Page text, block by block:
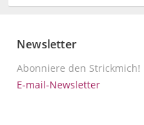
Newsletter
Abonniere den Strickmich!
E-mail-Newsletter